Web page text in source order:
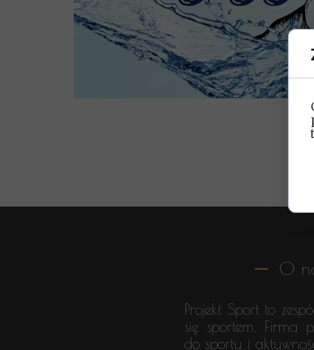
Projekt Sport to
się sportem. Firma
do sportu i
O